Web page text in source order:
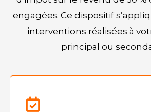
engagées. Ce dispositif
interventions réalisées à
principal ou